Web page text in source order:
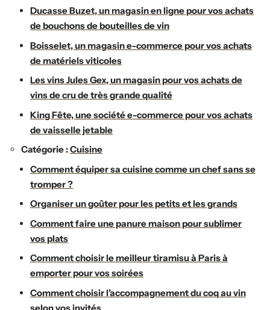
Ducasse Buzet, un magasin en ligne pour vos achats
de bouchons de bouteilles de vin
Boisselet, un magasin e-commerce pour vos achats
de matériels viticoles
Les vins Jules Gex, un magasin pour vos achats de
vins de cru de très grande qualité
King Fête, une société e-commerce pour vos achats
de vaisselle jetable
Catégorie :Cuisine
Comment équiper sa cuisine comme un chef sans se
tromper ?
Organiser un goûter pour les petits et les grands
Comment faire une panure maison pour sublimer
vos plats
Comment choisir le meilleur tiramisu à Paris à
emporter pour vos soirées
Comment choisir l’accompagnement du coq au vin
selon vos invités